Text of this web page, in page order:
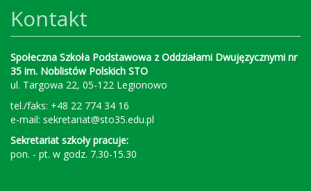
Kontakt
Społeczna Szkoła Podstawowa z Oddziałami Dwujęzycznymi nr
35 im. Noblistów Polskich STO
ul. Targowa 22, 05-122 Legionowo
tel./faks: +48 22 774 34 16
e-mail: sekretariat@sto35.edu.pl
Sekretariat szkoły pracuje:
pon. - pt. w godz. 7.30-15.30